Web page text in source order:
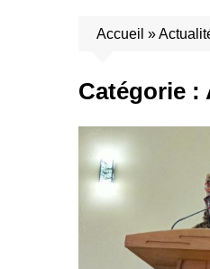
Accueil »
Catégorie :